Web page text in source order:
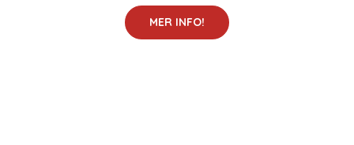
MER INFO!